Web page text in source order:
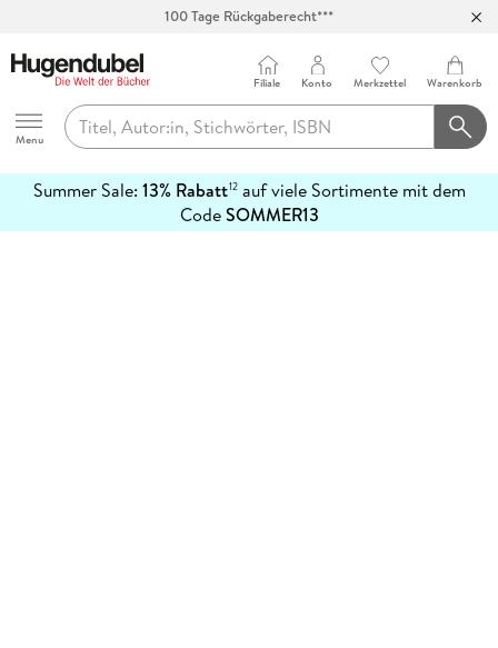
100 Tage Rückgaberecht***
Hugendubel
Menu
Filiale Konto Merkzettel Warenkorb
Summer Sale: 13% Rabatt12auf viele Sortimente mit dem
CodeSOMMER13
erfahren